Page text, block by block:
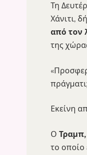
Τη
Χάνιτι,
από τον
της
Εκείνη
Ο Τραμπ,
το οποίο